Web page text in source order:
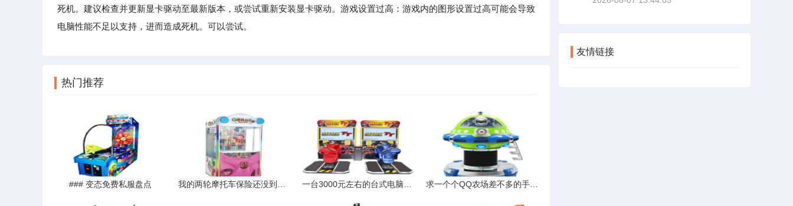
死机。建议检查并更新显卡驱动至最新版本，或尝试重新安装显卡驱动。游戏设置过高：游戏内的图形设置过高可能会导致
电脑性能不足以支持，进而造成死机。可以尝试。
热门推荐
### 变态免费私服盘点
友情链接